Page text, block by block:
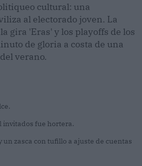
cultural: una
al electorado joven. La
gira 'Eras' y los playoffs de los
de gloria a costa de una
verano.
invitados fue hortera.
un zasca con tufillo a ajuste de cuentas